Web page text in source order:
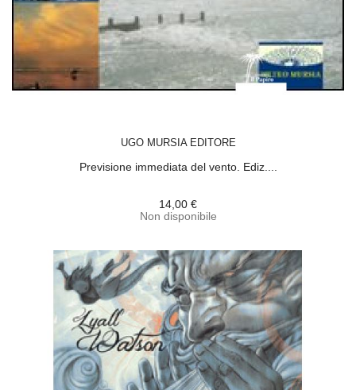
UGO MURSIA EDITORE
Previsione immediata del vento. Ediz....
14,00 €
Non disponibile